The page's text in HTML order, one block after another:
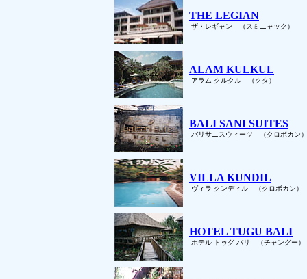
THE LEGIAN
ザ・レギャン （スミニャック）
ALAM KULKUL
アラム クルクル （クタ）
BALI SANI SUITES
バリサニスウィーツ （クロボカン）
VILLA KUNDIL
ヴィラ クンディル （クロボカン）
HOTEL TUGU BALI
ホテル トゥグ バリ （チャングー）